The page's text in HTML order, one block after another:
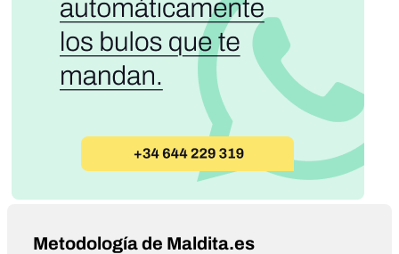
Metodología de Maldita.es